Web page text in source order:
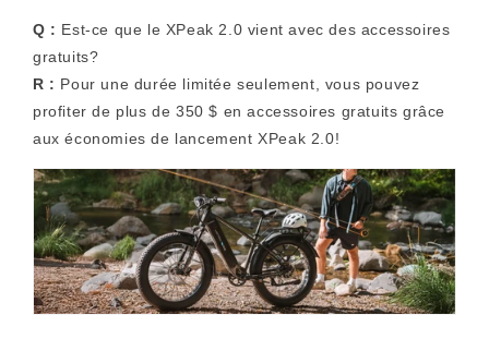
Q : Est-ce que le XPeak 2.0 vient avec des accessoires
gratuits?
R : Pour une durée limitée seulement, vous pouvez
profiter de plus de 350 $ en accessoires gratuits grâce
aux économies de lancement XPeak 2.0!